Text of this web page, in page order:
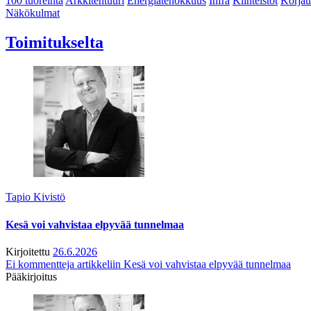
Näkökulmat
Toimitukselta
Tapio Kivistö
Kesä voi vahvistaa elpyvää tunnelmaa
Kirjoitettu 26.6.2026
Ei kommentteja artikkeliin Kesä voi vahvistaa elpyvää tunnelmaa
Pääkirjoitus